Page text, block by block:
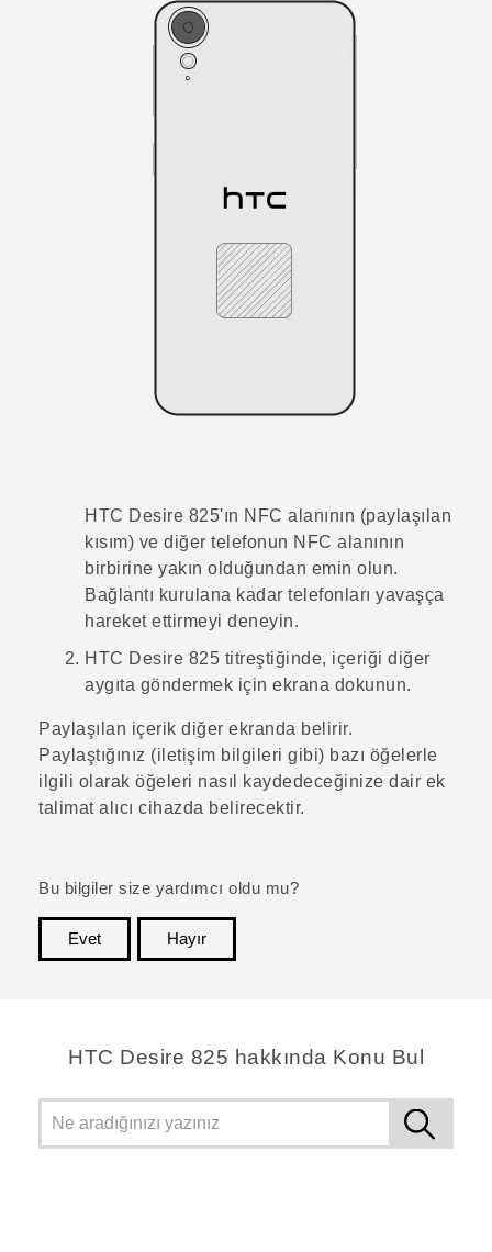
HTC Desire 825'ın NFC alanının (paylaşılan
kısım) ve diğer telefonun NFC alanının
birbirine yakın olduğundan emin olun.
Bağlantı kurulana kadar telefonları yavaşça
hareket ettirmeyi deneyin.
HTC Desire 825 titreştiğinde, içeriği diğer
aygıta göndermek için ekrana dokunun.
Paylaşılan içerik diğer ekranda belirir.
Paylaştığınız (iletişim bilgileri gibi) bazı öğelerle
ilgili olarak öğeleri nasıl kaydedeceğinize dair ek
talimat alıcı cihazda belirecektir.
Bu bilgiler size yardımcı oldu mu?
Evet
Hayır
HTC Desire 825 hakkında Konu Bul